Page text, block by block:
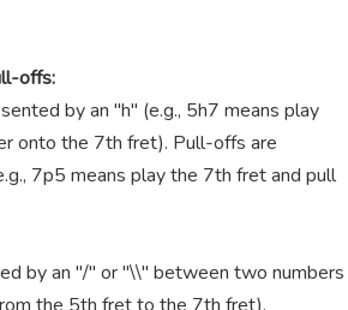
offs:
by an "h" (e.g., 5h7 means play
onto the 7th fret). Pull-offs are
7p5 means play the 7th fret and pull
by an "/" or "\\" between two numbers